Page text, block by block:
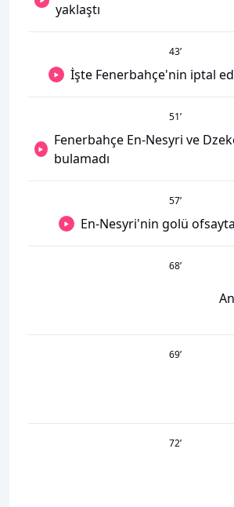
yaklaştı
43’
İşte Fenerbahçe'nin iptal
51’
Fenerbahçe En-Nesyri ve
bulamadı
57’
En-Nesyri'nin golü ofsayta
68’
69’
72’